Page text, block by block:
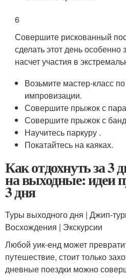
6
Совершите рискованный
сделать этот день
насчет участия в
Возьмите мастер-класс
импровизации.
Совершите прыжок с
Совершите прыжок с
Научитесь паркуру .
Покатайтесь на каяках.
Как отдохнуть за 3
на выходные: идеи
3 дня
Туры выходного дня | Джип-
Восхождения | Экскурсии
Любой уик-енд может
путешествие, стоит только
дневные поездки можно